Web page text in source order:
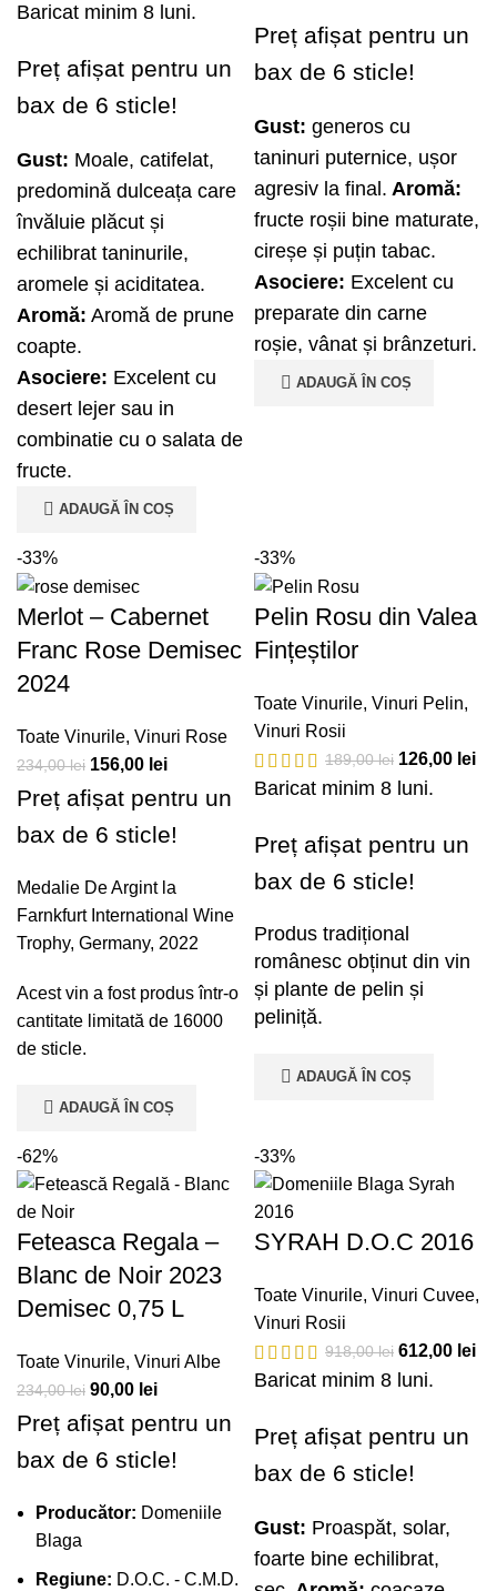
Baricat minim 8 luni.
Preț afișat pentru un
bax de 6 sticle!
Gust: Moale, catifelat,
predomină dulceața care
învăluie plăcut și
echilibrat taninurile,
aromele și aciditatea.
Aromă: Aromă de prune
coapte.
Asociere: Excelent cu
desert lejer sau in
combinatie cu o salata de
fructe.
ADAUGĂ ÎN COȘ
Preț afișat pentru un
bax de 6 sticle!
Gust: generos cu
taninuri puternice, ușor
agresiv la final. Aromă:
fructe roșii bine maturate,
cireșe și puțin tabac.
Asociere: Excelent cu
preparate din carne
roșie, vânat și brânzeturi.
ADAUGĂ ÎN COȘ
-33%
Merlot – Cabernet
Franc Rose Demisec
2024
Toate Vinurile, Vinuri Rose
234,00lei 156,00 lei
Preț afișat pentru un
bax de 6 sticle!
Medalie De Argint la
Farnkfurt International Wine
Trophy, Germany, 2022
Acest vin a fost produs într-o
cantitate limitată de 16000
de sticle.
ADAUGĂ ÎN COȘ
-33%
Pelin Rosu din Valea
Fințeștilor
Toate Vinurile, Vinuri Pelin,
Vinuri Rosii
189,00lei 126,00 lei
Baricat minim 8 luni.
Preț afișat pentru un
bax de 6 sticle!
Produs tradițional
românesc obținut din vin
și plante de pelin și
peliniță.
ADAUGĂ ÎN COȘ
-62%
Feteasca Regala –
Blanc de Noir 2023
Demisec 0,75 L
Toate Vinurile, Vinuri Albe
234,00lei 90,00 lei
Preț afișat pentru un
bax de 6 sticle!
Producător: Domeniile
Blaga
Regiune: D.O.C. - C.M.D.
-33%
SYRAH D.O.C 2016
Toate Vinurile, Vinuri Cuvee,
Vinuri Rosii
918,00lei 612,00 lei
Baricat minim 8 luni.
Preț afișat pentru un
bax de 6 sticle!
Gust: Proaspăt, solar,
foarte bine echilibrat,